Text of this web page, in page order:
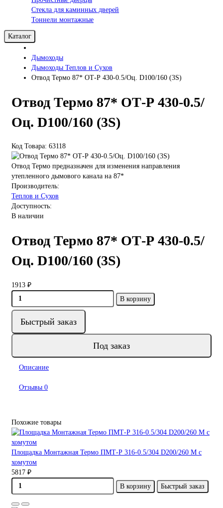
Стекла для каминных дверей
Тоннели монтажные
Каталог
Дымоходы
Дымоходы Теплов и Сухов
Отвод Термо 87* ОТ-Р 430-0.5/Оц. D100/160 (3S)
Отвод Термо 87* ОТ-Р 430-0.5/
Оц. D100/160 (3S)
Код Товара: 63118
Отвод Термо предназначен для изменения направления
утепленного дымового канала на 87*
Производитель:
Теплов и Сухов
Доступность:
В наличии
Отвод Термо 87* ОТ-Р 430-0.5/
Оц. D100/160 (3S)
1913 ₽
В корзину
Быстрый заказ
Под заказ
Описание
Отзывы 0
Похожие товары
Площадка Монтажная Термо ПМТ-Р 316-0.5/304 D200/260 М с
хомутом
5817 ₽
В корзину
Быстрый заказ